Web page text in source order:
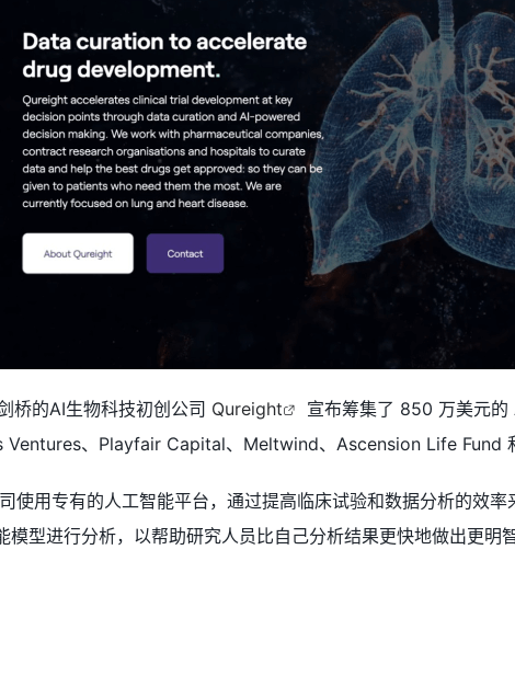
桥的AI生物科技初创公司 Qureight
宣布筹集了 850 万美元
Ventures、Playfair Capital、Meltwind、Ascension Life Fund
使用专有的人工智能平台，通过提高临床试验和数据分析的效
型进行分析，以帮助研究人员比自己分析结果更快地做出更明智